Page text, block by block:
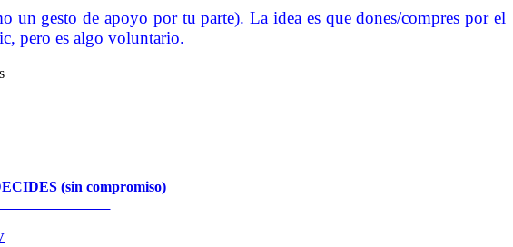
un gesto de apoyo por tu parte). La idea es que dones/compres por el
pero es algo voluntario.
(sin compromiso)